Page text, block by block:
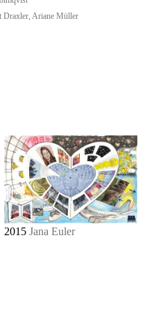
Draxler, Ariane Müller
2015 Jana Euler